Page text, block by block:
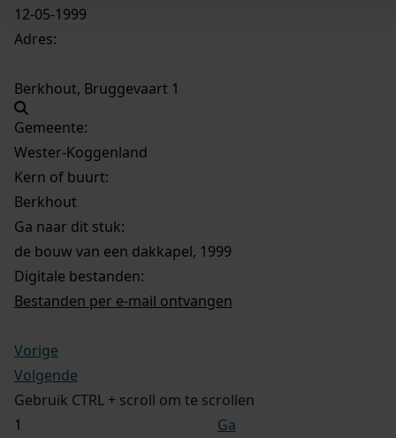
12-05-1999
Adres:
Berkhout, Bruggevaart 1
Gemeente:
Wester-Koggenland
Kern of buurt:
Berkhout
Ga naar dit stuk:
de bouw van een dakkapel, 1999
Digitale bestanden:
Bestanden per e-mail ontvangen
Vorige
Volgende
Gebruik CTRL + scroll om te scrollen
Ga